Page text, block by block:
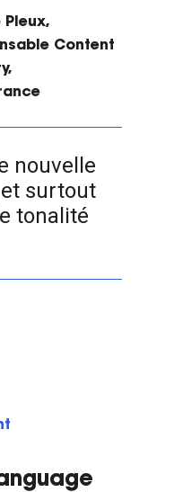
Pleux,
Content
nouvelle
surtout
tonalité